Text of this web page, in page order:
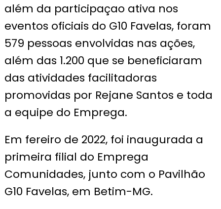
além da participaçao ativa nos
eventos oficiais do G10 Favelas, foram
579 pessoas envolvidas nas ações,
além das 1.200 que se beneficiaram
das atividades facilitadoras
promovidas por Rejane Santos e toda
a equipe do Emprega.
Em fereiro de 2022, foi inaugurada a
primeira filial do Emprega
Comunidades, junto com o Pavilhão
G10 Favelas, em Betim-MG.